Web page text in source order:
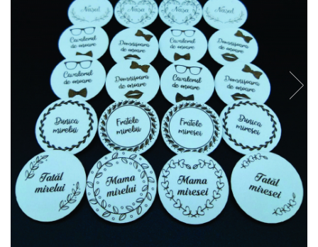
Rame foto / Decoratiuni
Rame/trofee diverse meserii
Indragostiti
Cadouri pentru dascali
Religioase
Alte obiecte decorative
Evenimente speciale
Aniversari
Aranjamente baloane